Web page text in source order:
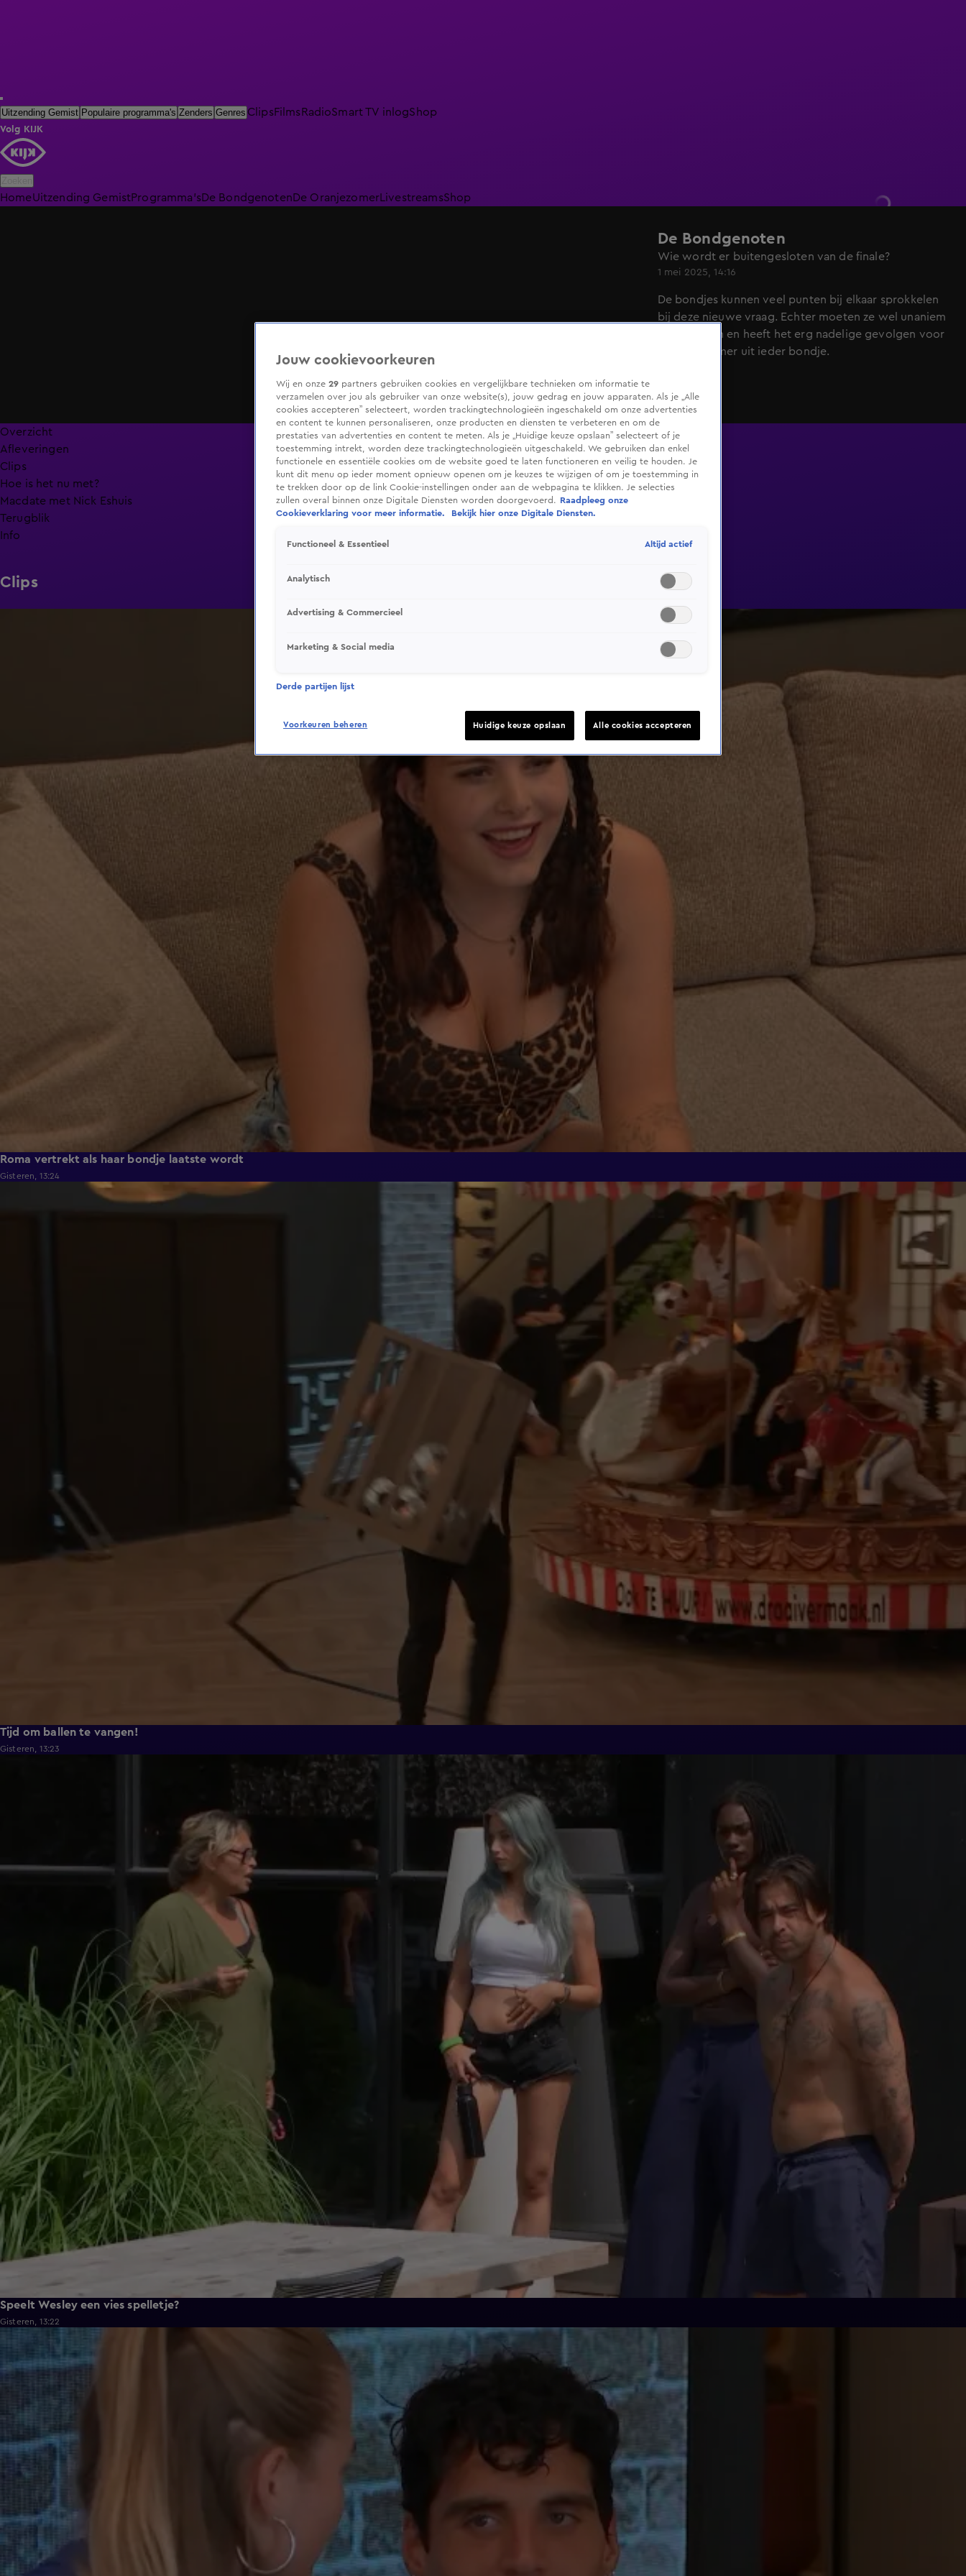
Uitzending Gemist Populaire programma's Zenders Genres ClipsFilmsRadioSmart TV inlogShop
Volg KIJK
HomeUitzending GemistProgramma'sDe BondgenotenDe Oranjezomer LivestreamsShop
De Bondgenoten
Wie wordt er buitengesloten van de finale?
1 mei 2025, 14:16
De bondjes kunnen veel punten bij elkaar sprokkelen
bij deze nieuwe vraag. Echter moeten ze wel unaniem
antwoorden en heeft het erg nadelige gevolgen voor
één deelnemer uit ieder bondje.
Overzicht
Afleveringen
Clips
Hoe is het nu met?
Macdate met Nick Eshuis
Terugblik
Info
Clips
Roma vertrekt als haar bondje laatste wordt
Gisteren, 13:24
Tijd om ballen te vangen!
Gisteren, 13:23
Speelt Wesley een vies spelletje?
Gisteren, 13:22
Jouw cookievoorkeuren
Wij en onze 29 partners gebruiken cookies en vergelijkbare technieken om informatie te
verzamelen over jou als gebruiker van onze website(s), jouw gedrag en jouw apparaten. Als je „Alle
cookies accepteren” selecteert, worden trackingtechnologieën ingeschakeld om onze advertenties
en content te kunnen personaliseren, onze producten en diensten te verbeteren en om de
prestaties van advertenties en content te meten. Als je „Huidige keuze opslaan” selecteert of je
toestemming intrekt, worden deze trackingtechnologieën uitgeschakeld. We gebruiken dan enkel
functionele en essentiële cookies om de website goed te laten functioneren en veilig te houden. Je
kunt dit menu op ieder moment opnieuw openen om je keuzes te wijzigen of om je toestemming in
te trekken door op de link Cookie-instellingen onder aan de webpagina te klikken. Je selecties
zullen overal binnen onze Digitale Diensten worden doorgevoerd.
Raadpleeg onze
Cookieverklaring voor meer informatie.
Bekijk hier onze Digitale Diensten.
Functioneel & Essentieel Altijd actief
Analytisch
Advertising & Commercieel
Marketing & Social media
Derde partijen lijst
Voorkeuren beheren Huidige keuze opslaan Alle cookies accepteren